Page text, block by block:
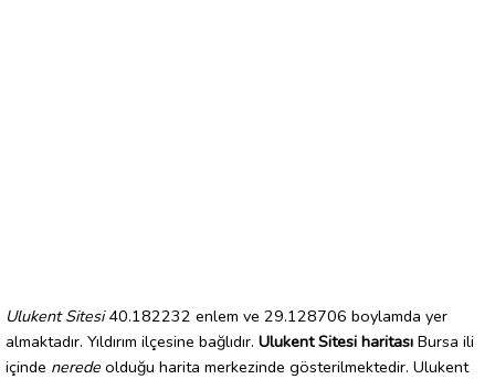
Ulukent Sitesi40.182232 enlem ve 29.128706 boylamda yer
almaktadır. Yıldırım ilçesine bağlıdır. Ulukent Sitesi haritası Bursa ili
içinde nerede olduğu harita merkezinde gösterilmektedir. Ulukent